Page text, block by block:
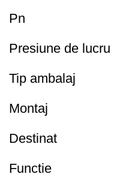
Pn
Presiune de lucru
Tip ambalaj
Montaj
Destinat
Functie